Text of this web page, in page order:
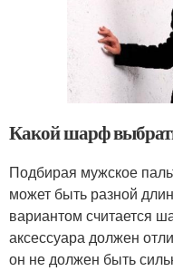
Какой шарф
Подбирая мужское
может быть разной
вариантом считается
аксессуара должен
он не должен быть